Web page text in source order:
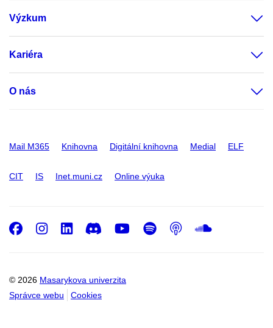
Výzkum
Kariéra
O nás
Mail M365 Knihovna Digitální knihovna Medial ELF
CIT IS Inet.muni.cz Online výuka
© 2026 Masarykova univerzita
Správce webu
Cookies
Facebook
Instagram
LinkedIn
DiscordYoutube
Spotify
Podcast